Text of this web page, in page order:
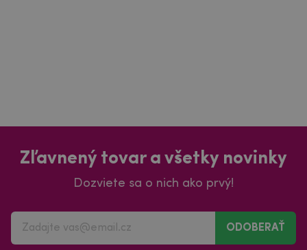
Zľavnený tovar a všetky novinky
Dozviete sa o nich ako prvý!
ODOBERAŤ